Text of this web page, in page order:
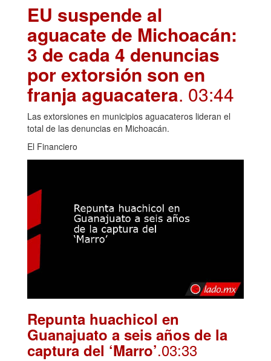
EU suspende al
aguacate de Michoacán:
3 de cada 4 denuncias
por extorsión son en
franja aguacatera. 03:44
Las extorsiones en municipios aguacateros lideran el
total de las denuncias en Michoacán.
El Financiero
Repunta huachicol en
Guanajuato a seis años de la
captura del ‘Marro’.03:33